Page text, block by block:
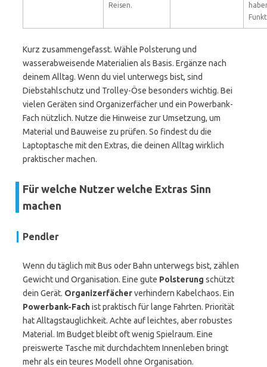
Reisen.
Kurz zusammengefasst. Wähle Polsterung und
wasserabweisende Materialien als Basis. Ergänze nach
deinem Alltag. Wenn du viel unterwegs bist, sind
Diebstahlschutz und Trolley-Öse besonders wichtig. Bei
vielen Geräten sind Organizerfächer und ein Powerbank-
Fach nützlich. Nutze die Hinweise zur Umsetzung, um
Material und Bauweise zu prüfen. So findest du die
Laptoptasche mit den Extras, die deinen Alltag wirklich
praktischer machen.
Für welche Nutzer welche Extras Sinn
machen
Pendler
Wenn du täglich mit Bus oder Bahn unterwegs bist, zählen
Gewicht und Organisation. Eine gute Polsterung schützt
dein Gerät. Organizerfächerverhindern Kabelchaos. Ein
Powerbank-Fachist praktisch für lange Fahrten. Priorität
hat Alltagstauglichkeit. Achte auf leichtes, aber robustes
Material. Im Budget bleibt oft wenig Spielraum. Eine
preiswerte Tasche mit durchdachtem Innenleben bringt
mehr als ein teures Modell ohne Organisation.